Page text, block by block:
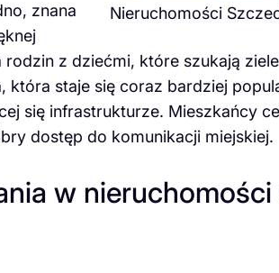
Nieruchomości
znana
z dziećmi, które szukają
która staje się coraz bardziej
się infrastrukturze. Mieszkańcy
dostęp do komunikacji miejskiej.
w